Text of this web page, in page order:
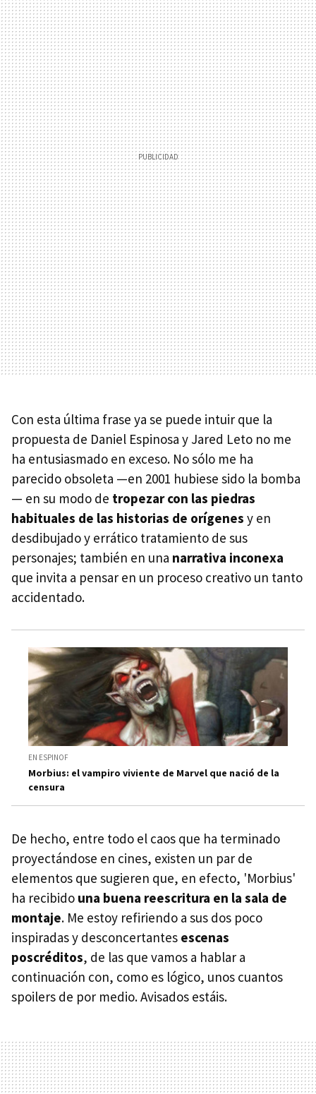
Con esta última frase ya se puede intuir que la
propuesta de Daniel Espinosa y Jared Leto no me
ha entusiasmado en exceso. No sólo me ha
parecido obsoleta —en 2001 hubiese sido la bomba
— en su modo de tropezar con las piedras
habituales de las historias de orígenes y en
desdibujado y errático tratamiento de sus
personajes; también en una narrativa inconexa
que invita a pensar en un proceso creativo un tanto
accidentado.
EN ESPINOF
Morbius: el vampiro viviente de Marvel que nació de la
censura
De hecho, entre todo el caos que ha terminado
proyectándose en cines, existen un par de
elementos que sugieren que, en efecto, 'Morbius'
ha recibido una buena reescritura en la sala de
montaje. Me estoy refiriendo a sus dos poco
inspiradas y desconcertantes escenas
poscréditos, de las que vamos a hablar a
continuación con, como es lógico, unos cuantos
spoilers de por medio. Avisados estáis.